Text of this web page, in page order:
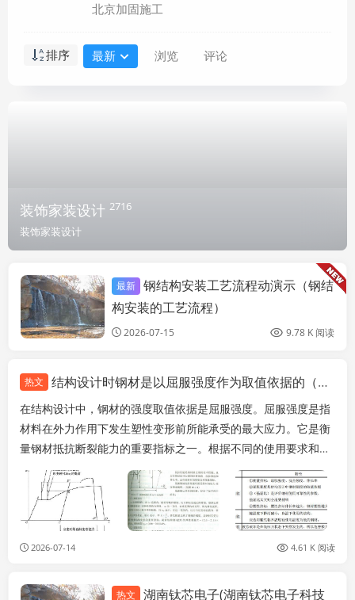
北京加固施工
排序 最新 浏览 评论
装饰家装设计 2716
装饰家装设计
装饰家装设计
最新 钢结构安装工艺流程动演示（钢结
构安装的工艺流程）
2026-07-15 9.78 K 阅读
热文 结构设计时钢材是以屈服强度作为取值依据的（在结构设计中，钢材的强度取值依据是什么？）
在结构设计中，钢材的强度取值依据是屈服强度。屈服强度是指
材料在外力作用下发生塑性变形前所能承受的最大应力。它是衡
量钢材抵抗断裂能力的重要指标之一。根据不同的使用要求和工
程条件，设计者通常会参考相应的标准或规范来选择适...
2026-07-14 4.61 K 阅读
装饰家装设计
热文
湖南钛芯电子(湖南钛芯电子科技